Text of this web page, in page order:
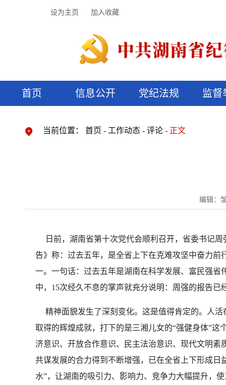
设为主页 加入收藏
首页 信息公开 党纪法规 监督
当前位置： 首页 工作动态 评论 正文
编辑：
日前，湖南省第十次党代会顺利召开，省委书记周
告》称：过去五年，是全省上下在克难攻坚中奋力
一。一句话：过去五年是湖南在科学发展、富民强
中，15次经久不息的掌声就充分说明：周强的报告
精神面貌发生了深刻变化。这是值得肯定的。人活
取得的辉煌成就，打下的是三湘儿女的“强健身体”这
济意识、开放合作意识、民主法治意识、现代文明
共谋发展的合力得到不断增强，已在全省上下形成
水”，让湖南的吸引力、影响力、竞争力大幅提升，